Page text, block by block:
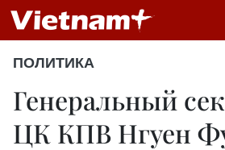
ПОЛИТИКА
Генеральный
ЦК КПВ Нгуен